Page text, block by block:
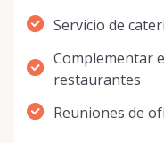
Servicio de
Complementar
restaurantes
Reuniones de